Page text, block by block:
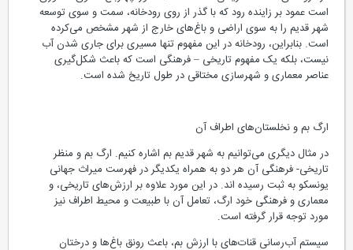
است عمود بر زاینده رود که با گذر از روی رودخانه، سمت و سوی توسعه
شهر قدیم را به سوی اراضی و باغ‌های خارج از شهر مشخص می‌کرده
است. بنابراین، رودخانه در این مفهوم تنها مسیری برای جاری شدن آب
نیست، بلکه یک مفهوم تاریخی – فرهنگی است که باعث شکل‌گیری
عناصر معماری و شهرسازی مختاقی در طول تاریخ شده است.
ارگ بم و نخلستان‌های اطراف آن
در مثال دیگری می‌توانیم به شهر قدیم بم اشاره کنیم. ارگ بم و منظر
تاریخی- فرهنگی آن هر دو به همراه یکدیگر در فهرست میراث جهانی
یونسکو به ثبت رسیده اند. در این مورد علاوه بر ارزش‌های تاریخی، و
معماری و فرهنگی خود ارگ، تعامل آن با طبیعت و محیط اطراف نیز
مورد توجه قرار گرفته است.
سیستم آب‌رسانی قنات‌های با ارزش بم، باعث رونق باغ‌ها و درختان